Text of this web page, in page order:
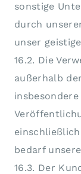
sonstige
durch
unser
16.2. Die
außerhalb
insbesondere
bedarf
16.3. Der